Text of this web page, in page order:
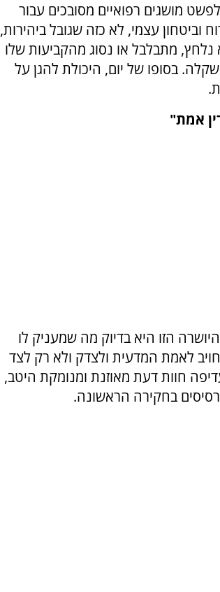
מושגים רפואיים מסובכים עבור
וביטחון עצמי, לא כזה שגובל ביהירות,
מתבלבל או נסוג מהקביעות שלו
בסופו של יום, היכולת להגן על
הזו היא בדיוק מה שמעניק לו
לאמת המדעית ולצדק ולא רק לצד
חוות דעת מאוזנת ומנומקת היטב,
בחקירה הראשונה.